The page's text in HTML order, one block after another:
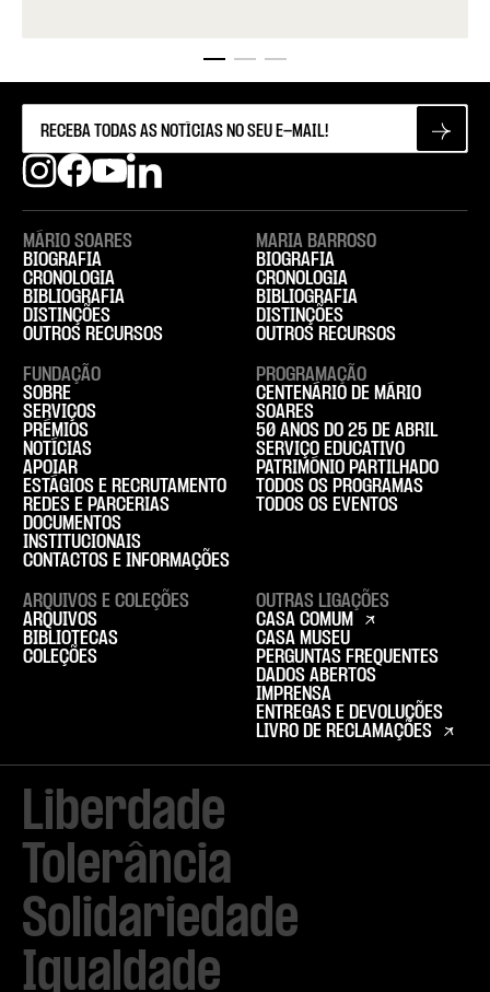
Liberdade
Tolerância
Solidariedade
Igualdade
MÁRIO SOARES
BIOGRAFIA
CRONOLOGIA
BIBLIOGRAFIA
DISTINÇÕES
OUTROS RECURSOS
MARIA BARROSO
BIOGRAFIA
CRONOLOGIA
BIBLIOGRAFIA
DISTINÇÕES
OUTROS RECURSOS
FUNDAÇÃO
SOBRE
SERVIÇOS
PRÉMIOS
NOTÍCIAS
APOIAR
ESTÁGIOS E RECRUTAMENTO
REDES E PARCERIAS
DOCUMENTOS
INSTITUCIONAIS
CONTACTOS E INFORMAÇÕES
PROGRAMAÇÃO
CENTENÁRIO DE MÁRIO
SOARES
50 ANOS DO 25 DE ABRIL
SERVIÇO EDUCATIVO
PATRIMÓNIO PARTILHADO
TODOS OS PROGRAMAS
TODOS OS EVENTOS
ARQUIVOS E COLEÇÕES
ARQUIVOS
BIBLIOTECAS
COLEÇÕES
OUTRAS LIGAÇÕES
CASA COMUM
CASA MUSEU
PERGUNTAS FREQUENTES
DADOS ABERTOS
IMPRENSA
ENTREGAS E DEVOLUÇÕES
LIVRO DE RECLAMAÇÕES